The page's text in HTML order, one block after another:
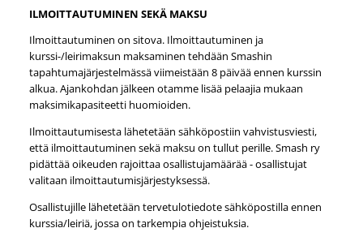
ILMOITTAUTUMINEN SEKÄ MAKSU
Ilmoittautuminen on sitova. Ilmoittautuminen ja
kurssi-/leirimaksun maksaminen tehdään Smashin
tapahtumajärjestelmässä viimeistään 8 päivää ennen kurssin
alkua. Ajankohdan jälkeen otamme lisää pelaajia mukaan
maksimikapasiteetti huomioiden.
Ilmoittautumisesta lähetetään sähköpostiin vahvistusviesti,
että ilmoittautuminen sekä maksu on tullut perille. Smash ry
pidättää oikeuden rajoittaa osallistujamäärää - osallistujat
valitaan ilmoittautumisjärjestyksessä.
Osallistujille lähetetään tervetulotiedote sähköpostilla ennen
kurssia/leiriä, jossa on tarkempia ohjeistuksia.